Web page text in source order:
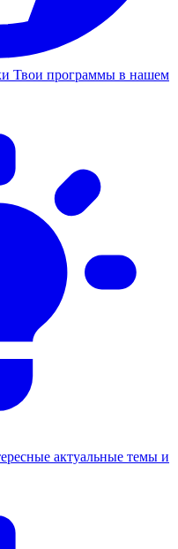
Твои программы в нашем
актуальные темы и